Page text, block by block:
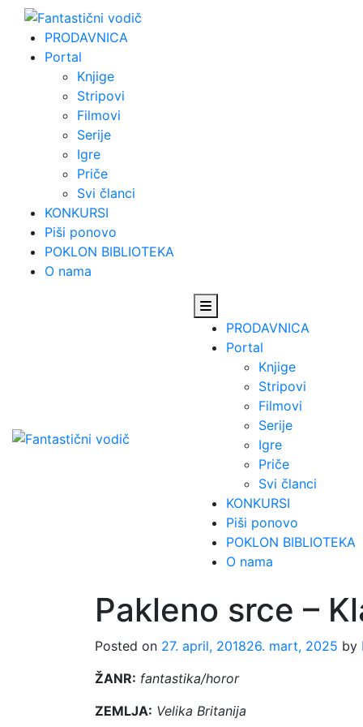
Skip
content
PRODAVNICA
Portal
Knjige
Stripovi
Filmovi
Serije
Igre
Priče
Svi članci
KONKURSI
Piši ponovo
POKLON BIBLIOTEKA
O nama
PRODAVNICA
Portal
Knjige
Stripovi
Filmovi
Serije
Igre
Priče
Svi članci
KONKURSI
Piši ponovo
POKLON BIBLIOTEKA
O nama
Pakleno srce –
Posted on 27. april, 201826. mart, 2025 by
ŽANR: fantastika/horor
ZEMLJA: Velika Britanija